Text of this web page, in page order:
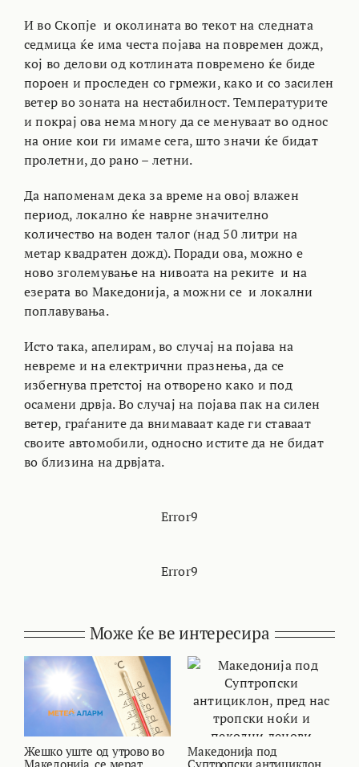
И во Скопје и околината во текот на следната
седмица ќе има честа појава на повремен дожд,
кој во делови од котлината повремено ќе биде
пороен и проследен со грмежи, како и со засилен
ветер во зоната на нестабилност. Температурите
и покрај ова нема многу да се менуваат во однос
на оние кои ги имаме сега, што значи ќе бидат
пролетни, до рано – летни.
Да напоменам дека за време на овој влажен
период, локално ќе наврне значително
количество на воден талог (над 50 литри на
метар квадратен дожд). Поради ова, можно е
ново зголемување на нивоата на реките и на
езерата во Македонија, а можни се и локални
поплавувања.
Исто така, апелирам, во случај на појава на
невреме и на електрични празнења, да се
избегнува претстој на отворено како и под
осамени дрвја. Во случај на појава пак на силен
ветер, граѓаните да внимаваат каде ги ставаат
своите автомобили, односно истите да не бидат
во близина на дрвјата.
Error9
Error9
Може ќе ве интересира
Жешко уште од утрово во
Македонија под